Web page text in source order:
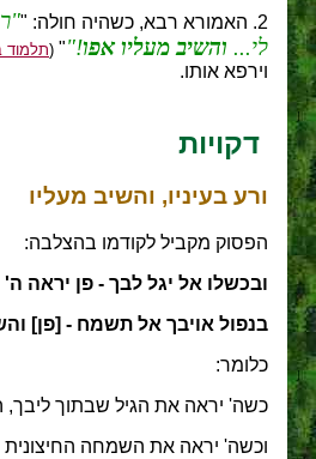
2. האמורא רבא, כשהיה חולה: "
לי... והשיב מעליו אפו!
"
(תלמוד
וירפא אותו.
דקויות
ורע בעיניו, והשיב מעליו
הפסוק מקביל לקודמו בהצלבה:
ובכשלו אל יגל לבך - פן יראה ה'
בנפול אויבך אל תשמח - [פן]
כלומר:
כשה' יראה את הגיל שבתוך ליבך,
וכשה' יראה את השמחה החיצונית